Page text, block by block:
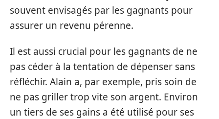
souvent envisagés par les gagnants pour
assurer un revenu pérenne.
Il est aussi crucial pour les gagnants de ne
pas céder à la tentation de dépenser sans
réfléchir. Alain a, par exemple, pris soin de
ne pas griller trop vite son argent. Environ
un tiers de ses gains a été utilisé pour ses